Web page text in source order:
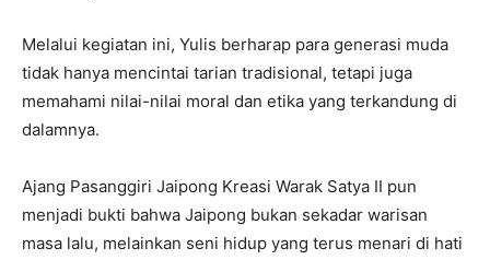
Melalui kegiatan ini, Yulis berharap para generasi muda
tidak hanya mencintai tarian tradisional, tetapi juga
memahami nilai-nilai moral dan etika yang terkandung di
dalamnya.
Ajang Pasanggiri Jaipong Kreasi Warak Satya II pun
menjadi bukti bahwa Jaipong bukan sekadar warisan
masa lalu, melainkan seni hidup yang terus menari di hati